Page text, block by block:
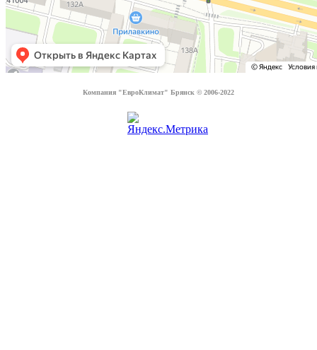
Компания "ЕвроКлимат" Брянск © 2006-2022